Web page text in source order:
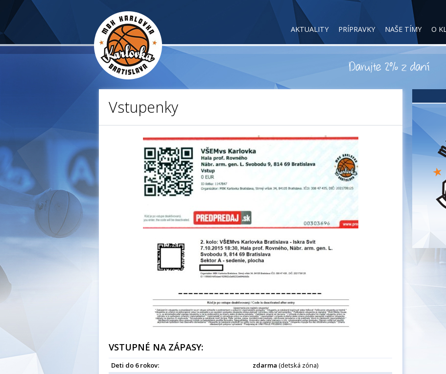
AKTUALITY PRÍPRAVKY NAŠE TÍMY O
Vstupenky
VSTUPNÉ NA ZÁPASY:
Deti do 6 rokov: zdarma (detská zóna)